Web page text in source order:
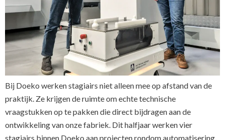
Bij Doeko werken stagiairs niet alleen mee op afstand van de
praktijk. Ze krijgen de ruimte om echte technische
vraagstukken op te pakken die direct bijdragen aan de
ontwikkeling van onze fabriek. Dit halfjaar werken vier
stagiairs binnen Doeko aan projecten rondom automatisering,